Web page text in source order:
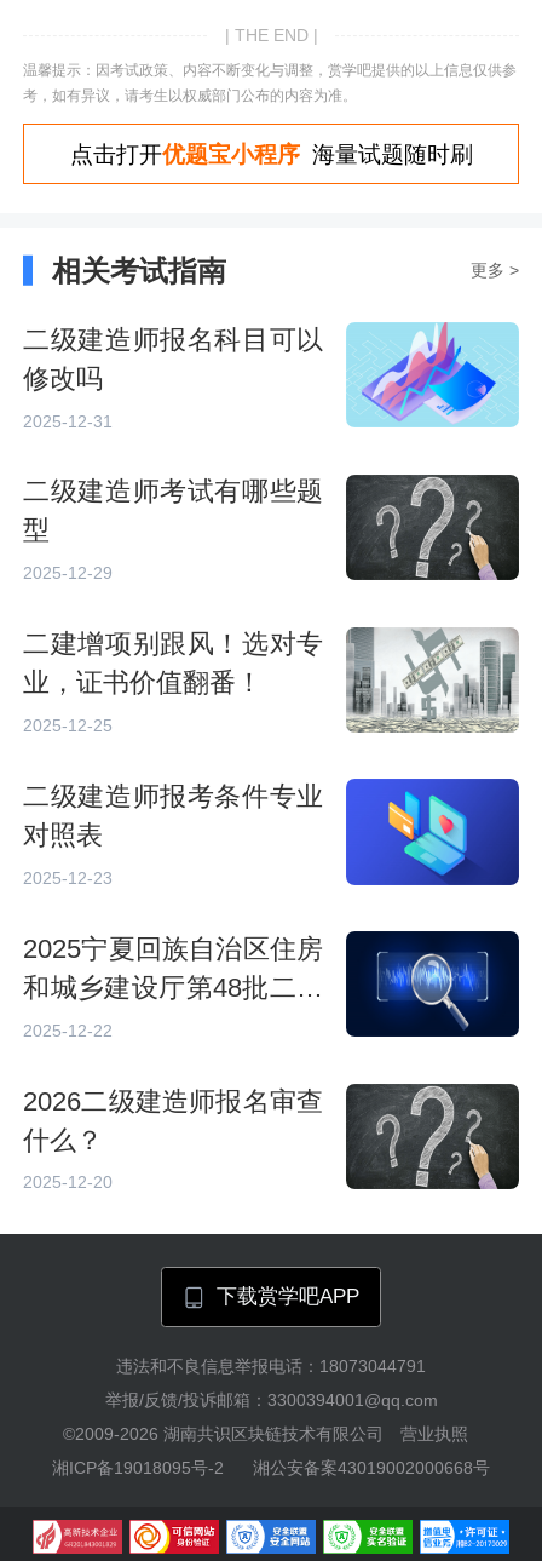
| THE END |
温馨提示：因考试政策、内容不断变化与调整，赏学吧提供的以上信息仅供参
考，如有异议，请考生以权威部门公布的内容为准。
点击打开优题宝小程序海量试题随时刷
相关考试指南 更多 >
二级建造师报名科目可以
修改吗
2025-12-31
二级建造师考试有哪些题
型
2025-12-29
二建增项别跟风！选对专
业，证书价值翻番！
2025-12-25
二级建造师报考条件专业
对照表
2025-12-23
2025宁夏回族自治区住房
和城乡建设厅第48批二级
注册建造师合格人员公告
2025-12-22
2026二级建造师报名审查
什么？
2025-12-20
下载赏学吧APP
违法和不良信息举报电话：18073044791
举报/反馈/投诉邮箱：3300394001@qq.com
©2009-2026 湖南共识区块链技术有限公司
营业执照
湘ICP备19018095号-2
湘公安备案43019002000668号